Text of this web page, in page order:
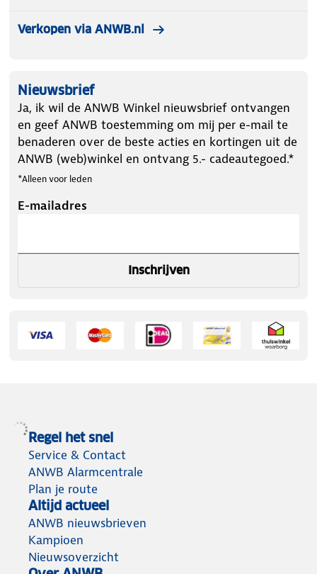
Verkopen via ANWB.nl
Nieuwsbrief
Ja, ik wil de ANWB Winkel nieuwsbrief ontvangen
en geef ANWB toestemming om mij per e-mail te
benaderen over de beste acties en kortingen uit de
ANWB (web)winkel en ontvang 5.- cadeautegoed.*
*Alleen voor leden
E-mailadres
Inschrijven
Regel het snel
Service & Contact
ANWB Alarmcentrale
Plan je route
Altijd actueel
ANWB nieuwsbrieven
Kampioen
Nieuwsoverzicht